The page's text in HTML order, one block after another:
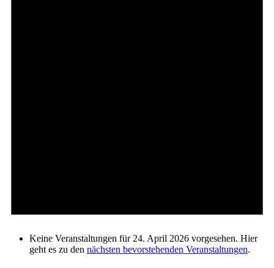
Keine Veranstaltungen für 24. April 2026 vorgesehen. Hier
geht es zu den nächsten bevorstehenden Veranstaltungen.